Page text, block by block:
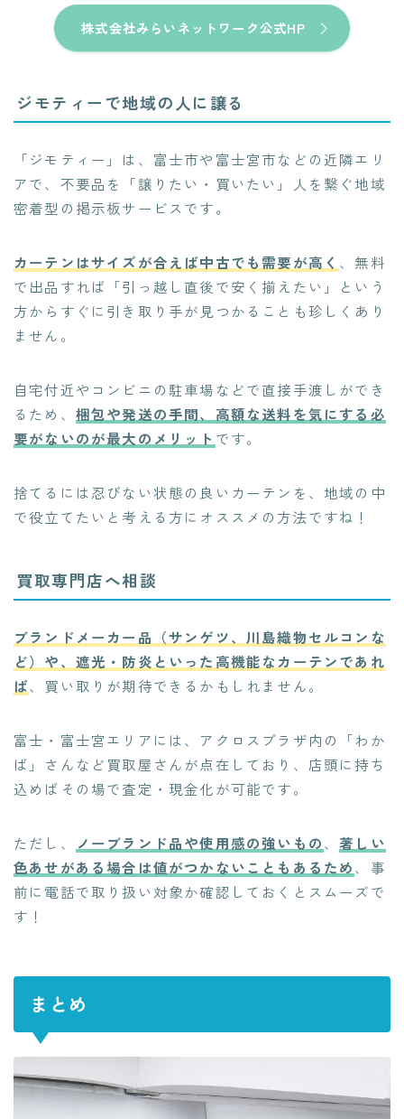
株式会社みらいネットワーク公式HP
ジモティーで地域の人に譲る
「ジモティー」は、富士市や富士宮市などの近隣エリ
アで、不要品を「譲りたい・買いたい」人を繋ぐ地域
密着型の掲示板サービスです。
カーテンはサイズが合えば中古でも需要が高く 、無料
で出品すれば「引っ越し直後で安く揃えたい」という
方からすぐに引き取り手が見つかることも珍しくあり
ません。
自宅付近やコンビニの駐車場などで直接手渡しができ
るため、 梱包や発送の手間、高額な送料を気にする必
要がないのが最大のメリット です。
捨てるには忍びない状態の良いカーテンを、地域の中
で役立てたいと考える方にオススメの方法ですね！
買取専門店へ相談
ブランドメーカー品（サンゲツ、川島織物セルコンな
ど）や、遮光・防炎といった高機能なカーテンであれ
ば、買い取りが期待できるかもしれません。
富士・富士宮エリアには、アクロスプラザ内の「わか
ば」さんなど買取屋さんが点在しており、店頭に持ち
込めばその場で査定・現金化が可能です。
ただし、 ノーブランド品や使用感の強いもの、著しい
色あせがある場合は値がつかないこともあるため、事
前に電話で取り扱い対象か確認しておくとスムーズで
す！
まとめ